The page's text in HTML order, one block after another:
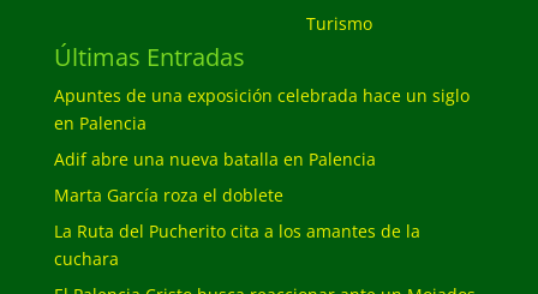
Turismo
Últimas Entradas
Apuntes de una exposición celebrada hace un siglo
en Palencia
Adif abre una nueva batalla en Palencia
Marta García roza el doblete
La Ruta del Pucherito cita a los amantes de la
cuchara